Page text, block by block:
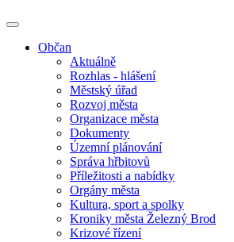
Občan
Aktuálně
Rozhlas - hlášení
Městský úřad
Rozvoj města
Organizace města
Dokumenty
Územní plánování
Správa hřbitovů
Příležitosti a nabídky
Orgány města
Kultura, sport a spolky
Kroniky města Železný Brod
Krizové řízení